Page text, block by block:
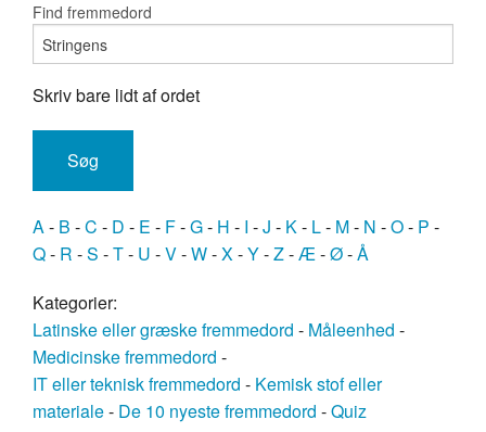
Find fremmedord
Skriv bare lidt af ordet
A- B -C - D - E - F-G- H - I -J - K- L- M- N -O- P -
Q- R -S -T- U -V-W-X-Y-Z-Æ-Ø-Å
Kategorier:
Latinske eller græske fremmedord - Måleenhed -
Medicinske fremmedord -
IT eller teknisk fremmedord - Kemisk stof eller
materiale- De 10 nyeste fremmedord -Quiz